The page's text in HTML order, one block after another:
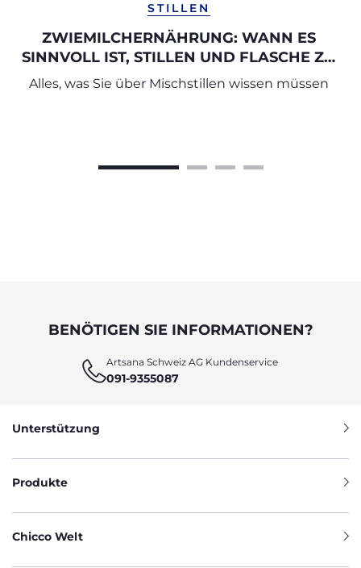
STILLEN
ZWIEMILCHERNÄHRUNG: WANN ES
SINNVOLL IST, STILLEN UND FLASCHE ZU
KOMBINIEREN
Alles, was Sie über Mischstillen wissen müssen
BENÖTIGEN SIE INFORMATIONEN?
Artsana Schweiz AG Kundenservice
091-9355087
Unterstützung
Produkte
Chicco Welt